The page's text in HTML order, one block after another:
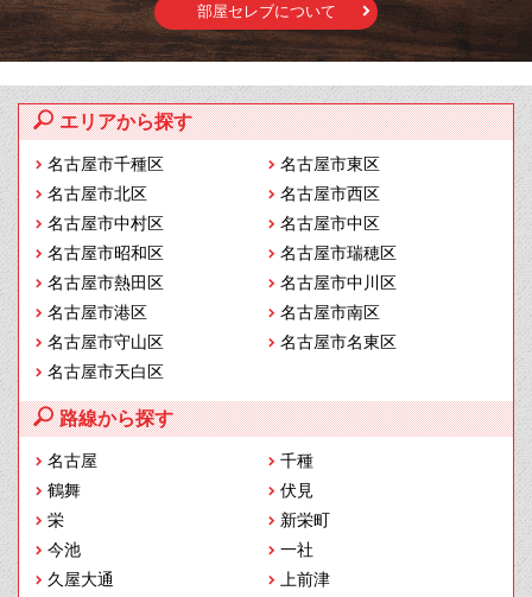
部屋セレブについて
エリアから探す
名古屋市千種区
名古屋市東区
名古屋市北区
名古屋市西区
名古屋市中村区
名古屋市中区
名古屋市昭和区
名古屋市瑞穂区
名古屋市熱田区
名古屋市中川区
名古屋市港区
名古屋市南区
名古屋市守山区
名古屋市名東区
名古屋市天白区
路線から探す
名古屋
千種
鶴舞
伏見
栄
新栄町
今池
一社
久屋大通
上前津